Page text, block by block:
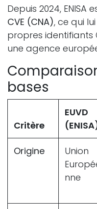
Depuis 2024, ENISA
CVE (CNA), ce qui
propres identifiants
une agence
bases
Critère
EUVD
Origine
Union
nne